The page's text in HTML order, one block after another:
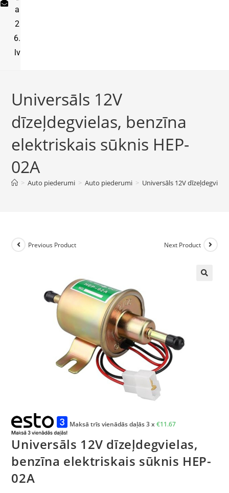
a
2
6.
lv
Universāls 12V
dīzeļdegvielas, benzīna
elektriskais sūknis HEP-
02A
> Auto piederumi > Auto piederumi > Universāls 12V
Previous Product Next Product
Maksā trīs vienādās daļās 3 x€11.67
Universāls 12V dīzeļdegvielas,
benzīna elektriskais sūknis HEP-
02A